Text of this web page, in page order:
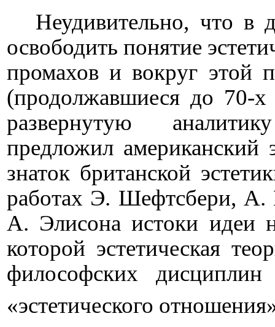
Неудивительно, что в
освободить понятие
промахов и вокруг этой
(продолжавшиеся до 70-
развернутую
предложил
знаток британской
работах Э. Шефтсбери, А.
А. Элисона истоки идеи
которой эстетическая
философских
«эстетического